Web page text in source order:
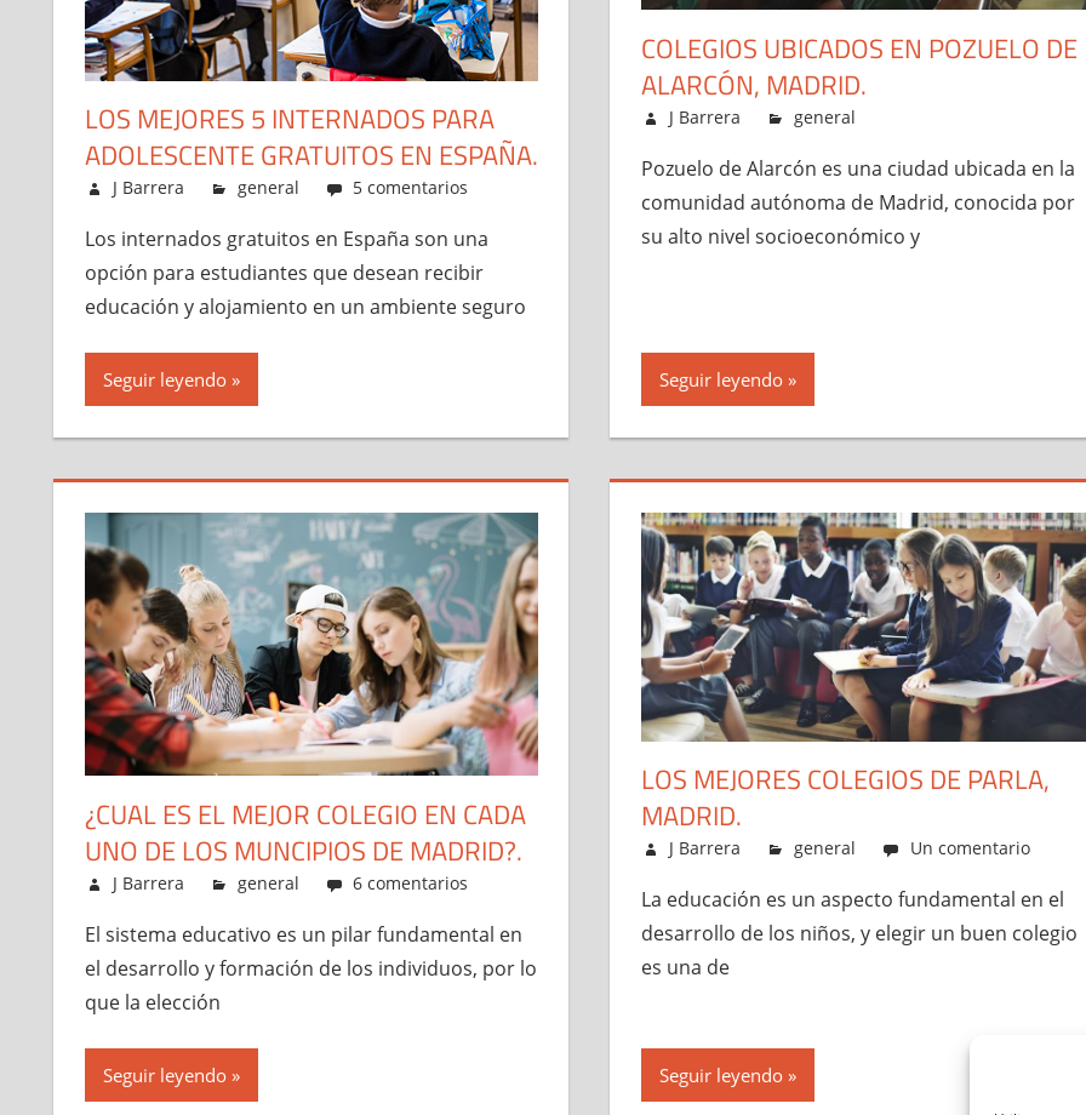
LOS MEJORES 5 INTERNADOS PARA
ADOLESCENTE GRATUITOS EN ESPAÑA.
mayo 3, 2023
J Barrera general 5 comentarios
Los internados gratuitos en España son una
opción para estudiantes que desean recibir
educación y alojamiento en un ambiente seguro
Seguir leyendo
COLEGIOS UBICADOS EN POZUELO DE
ALARCÓN, MADRID.
mayo 2, 2023
J Barrera general
Pozuelo de Alarcón es una ciudad ubicada en la
comunidad autónoma de Madrid, conocida por
su alto nivel socioeconómico y
Seguir leyendo
¿CUAL ES EL MEJOR COLEGIO EN CADA
UNO DE LOS MUNCIPIOS DE MADRID?.
mayo 1, 2023
J Barrera general 6 comentarios
El sistema educativo es un pilar fundamental en
el desarrollo y formación de los individuos, por lo
que la elección
Seguir leyendo
LOS MEJORES COLEGIOS DE PARLA,
MADRID.
mayo 1, 2023
J Barrera general Un comentario
La educación es un aspecto fundamental en el
desarrollo de los niños, y elegir un buen colegio
es una de
Seguir leyendo